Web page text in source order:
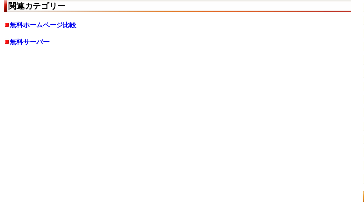
関連カテゴリー
無料ホームページ比較
無料サーバー